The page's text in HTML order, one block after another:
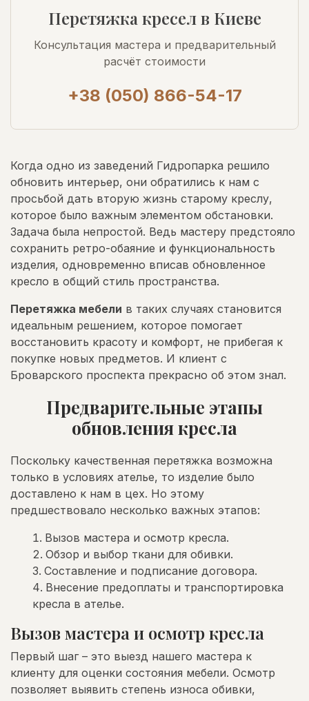
Перетяжка кресел в Киеве
Консультация мастера и предварительный
расчёт стоимости
+38 (050) 866-54-17
Когда одно из заведений Гидропарка решило
обновить интерьер, они обратились к нам с
просьбой дать вторую жизнь старому креслу,
которое было важным элементом обстановки.
Задача была непростой. Ведь мастеру предстояло
сохранить ретро-обаяние и функциональность
изделия, одновременно вписав обновленное
кресло в общий стиль пространства.
Перетяжка мебели в таких случаях становится
идеальным решением, которое помогает
восстановить красоту и комфорт, не прибегая к
покупке новых предметов. И клиент с
Броварского проспекта прекрасно об этом знал.
Предварительные этапы
обновления кресла
Поскольку качественная перетяжка возможна
только в условиях ателье, то изделие было
доставлено к нам в цех. Но этому
предшествовало несколько важных этапов:
Вызов мастера и осмотр кресла.
Обзор и выбор ткани для обивки.
Составление и подписание договора.
Внесение предоплаты и транспортировка
кресла в ателье.
Вызов мастера и осмотр кресла
Первый шаг – это выезд нашего мастера к
клиенту для оценки состояния мебели. Осмотр
позволяет выявить степень износа обивки,